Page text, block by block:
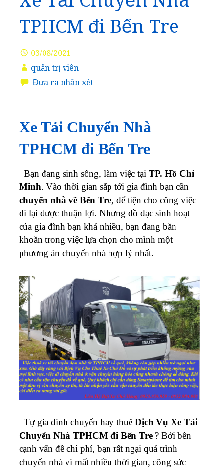
TPHCM đi Bến Tre
03/08/2021
quản trị viên
Đưa ra nhận xét
Xe Tải Chuyển Nhà
TPHCM đi Bến Tre
Bạn đang sinh sống, làm việc tại TP. Hồ Chí
Minh. Vào thời gian sắp tới gia đình bạn cần
chuyển nhà về Bến Tre, để tiện cho công việc
đi lại được thuận lợi. Nhưng đồ đạc sinh hoạt
của gia đình bạn khá nhiều, bạn đang băn
khoăn trong việc lựa chọn cho mình một
phương án chuyển nhà hợp lý nhất.
Tự gia đình chuyển hay thuê Dịch Vụ Xe Tải
Chuyển Nhà TPHCM đi Bến Tre ? Bởi bên
cạnh vấn đề chi phí, bạn rất ngại quá trình
chuyển nhà vì mất nhiều thời gian, công sức